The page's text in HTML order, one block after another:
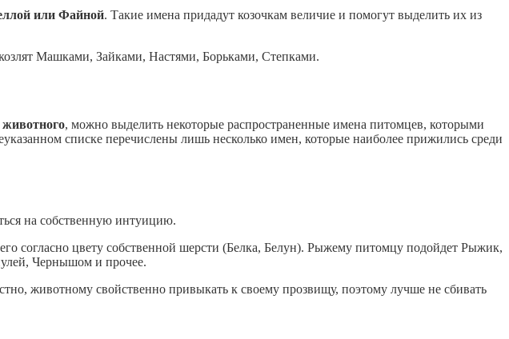
или Файной. Такие имена придадут козочкам величие и помогут выделить их из
Машками, Зайками, Настями, Борьками, Степками.
животного, можно выделить некоторые распространенные имена питомцев, которыми
списке перечислены лишь несколько имен, которые наиболее прижились среди
на собственную интуицию.
согласно цвету собственной шерсти (Белка, Белун). Рыжему питомцу подойдет Рыжик,
Чернышом и прочее.
животному свойственно привыкать к своему прозвищу, поэтому лучше не сбивать